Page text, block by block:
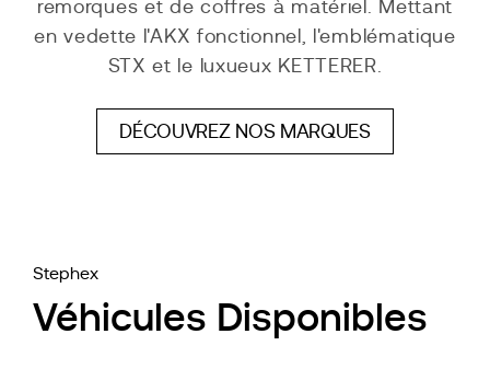
remorques et de coffres à matériel. Mettant
en vedette l'AKX fonctionnel, l'emblématique
STX et le luxueux KETTERER.
DÉCOUVREZ NOS MARQUES
Stephex
Véhicules Disponibles